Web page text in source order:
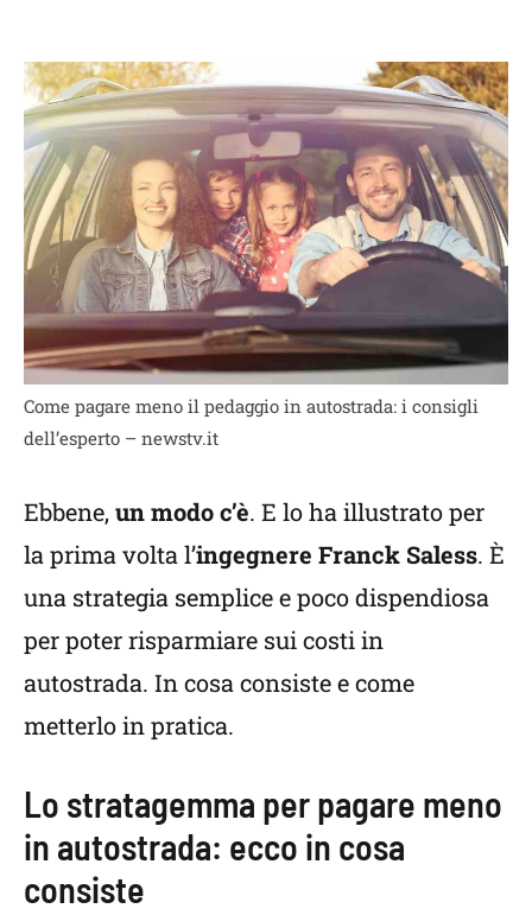
Come pagare meno il pedaggio in autostrada: i consigli
dell’esperto – newstv.it
Ebbene, un modo c’è. E lo ha illustrato per
la prima volta l’ingegnere Franck Saless. È
una strategia semplice e poco dispendiosa
per poter risparmiare sui costi in
autostrada. In cosa consiste e come
metterlo in pratica.
Lo stratagemma per pagare meno
in autostrada: ecco in cosa
consiste